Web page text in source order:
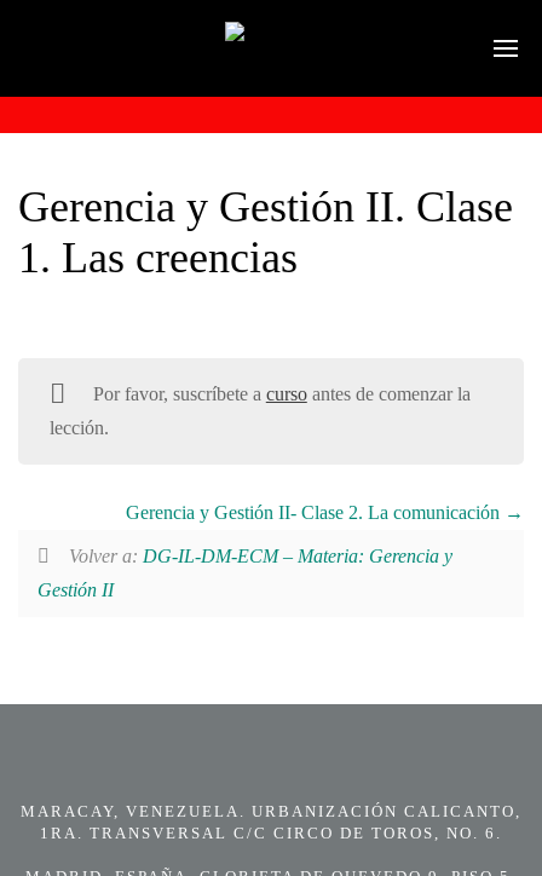
Gerencia y Gestión II. Clase
1. Las creencias
Por favor, suscríbete a cursoantes de comenzar la
lección.
Gerencia y Gestión II- Clase 2. La comunicación
Volver a: DG-IL-DM-ECM – Materia: Gerencia y
Gestión II
MARACAY, VENEZUELA. URBANIZACIÓN CALICANTO,
1RA. TRANSVERSAL C/C CIRCO DE TOROS, NO. 6.